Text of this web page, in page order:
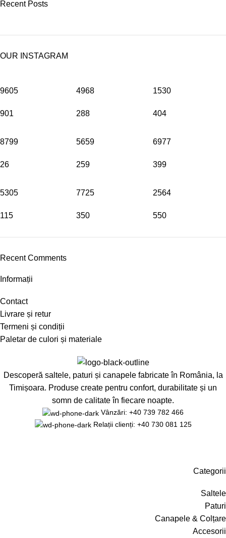
Recent Posts
OUR INSTAGRAM
9605
901
4968
288
1530
404
8799
26
5659
259
6977
399
5305
115
7725
350
2564
550
Recent Comments
Informații
Contact
Livrare și retur
Termeni și condiții
Paletar de culori și materiale
Descoperă saltele, paturi și canapele fabricate în România, la
Timișoara. Produse create pentru confort, durabilitate și un
somn de calitate în fiecare noapte.
Vânzări: +40 739 782 466
Relații clienți: +40 730 081 125
Categorii
Saltele
Paturi
Canapele & Colțare
Accesorii